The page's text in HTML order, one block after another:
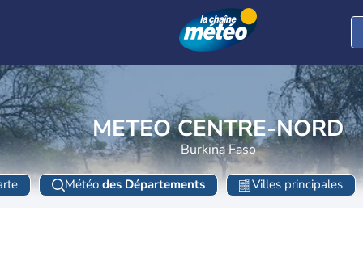
METEO CENTRE-NORD
Burkina Faso
Météo des Départements Villes principales